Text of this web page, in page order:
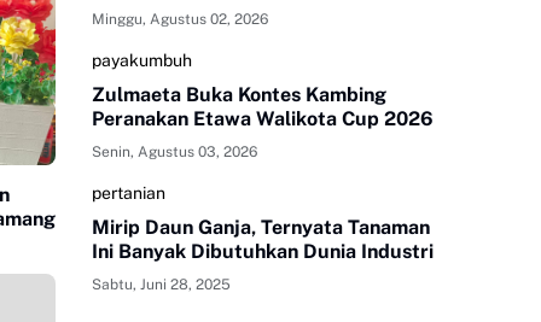
Minggu, Agustus 02, 2026
payakumbuh
Zulmaeta Buka Kontes Kambing
Peranakan Etawa Walikota Cup 2026
Senin, Agustus 03, 2026
pertanian
Mirip Daun Ganja, Ternyata Tanaman
Ini Banyak Dibutuhkan Dunia Industri
Sabtu, Juni 28, 2025